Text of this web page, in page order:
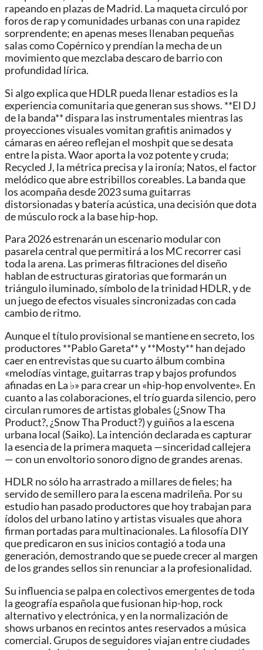
rapeando en plazas de Madrid. La maqueta circuló por
foros de rap y comunidades urbanas con una rapidez
sorprendente; en apenas meses llenaban pequeñas
salas como Copérnico y prendían la mecha de un
movimiento que mezclaba descaro de barrio con
profundidad lírica.
Si algo explica que HDLR pueda llenar estadios es la
experiencia comunitaria que generan sus shows. **El DJ
de la banda** dispara las instrumentales mientras las
proyecciones visuales vomitan grafitis animados y
cámaras en aéreo reflejan el moshpit que se desata
entre la pista. Waor aporta la voz potente y cruda;
Recycled J, la métrica precisa y la ironía; Natos, el factor
melódico que abre estribillos coreables. La banda que
los acompaña desde 2023 suma guitarras
distorsionadas y batería acústica, una decisión que dota
de músculo rock a la base hip-hop.
Para 2026 estrenarán un escenario modular con
pasarela central que permitirá a los MC recorrer casi
toda la arena. Las primeras filtraciones del diseño
hablan de estructuras giratorias que formarán un
triángulo iluminado, símbolo de la trinidad HDLR, y de
un juego de efectos visuales sincronizadas con cada
cambio de ritmo.
Aunque el título provisional se mantiene en secreto, los
productores **Pablo Gareta** y **Mosty** han dejado
caer en entrevistas que su cuarto álbum combina
«melodías vintage, guitarras trap y bajos profundos
afinadas en La ♭» para crear un «hip-hop envolvente». En
cuanto a las colaboraciones, el trío guarda silencio, pero
circulan rumores de artistas globales (¿Snow Tha
Product?, ¿Snow Tha Product?) y guiños a la escena
urbana local (Saiko). La intención declarada es capturar
la esencia de la primera maqueta —sinceridad callejera
— con un envoltorio sonoro digno de grandes arenas.
HDLR no sólo ha arrastrado a millares de fieles; ha
servido de semillero para la escena madrileña. Por su
estudio han pasado productores que hoy trabajan para
ídolos del urbano latino y artistas visuales que ahora
firman portadas para multinacionales. La filosofía DIY
que predicaron en sus inicios contagió a toda una
generación, demostrando que se puede crecer al margen
de los grandes sellos sin renunciar a la profesionalidad.
Su influencia se palpa en colectivos emergentes de toda
la geografía española que fusionan hip-hop, rock
alternativo y electrónica, y en la normalización de
shows urbanos en recintos antes reservados a música
comercial. Grupos de seguidores viajan entre ciudades